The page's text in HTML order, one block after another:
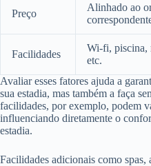
Preço
Alinhado ao
Facilidades
Wi-fi, piscina,
etc.
Avaliar esses fatores ajuda a
sua estadia, mas também a faça
facilidades, por exemplo, podem
influenciando diretamente o
estadia.
Facilidades adicionais como spas,